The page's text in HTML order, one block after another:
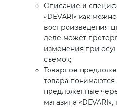
Описание и
«DEVARI» как
воспроизведения
деле может
изменения при
съемок;
Товарное
товара
предложенные
магазина